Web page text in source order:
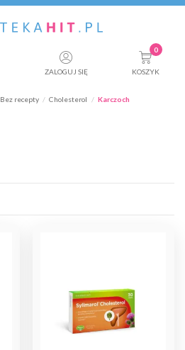
ZALOGUJ SIĘ
0
KOSZYK
Bez recepty Cholesterol Karczoch